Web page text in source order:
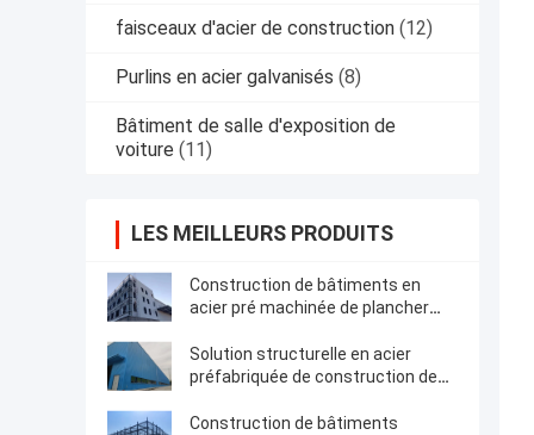
faisceaux d'acier de construction (12)
Purlins en acier galvanisés (8)
Bâtiment de salle d'exposition de
voiture (11)
LES MEILLEURS PRODUITS
Construction de bâtiments en
acier pré machinée de plancher
Solution structurelle en acier
préfabriquée de construction de
Construction de bâtiments